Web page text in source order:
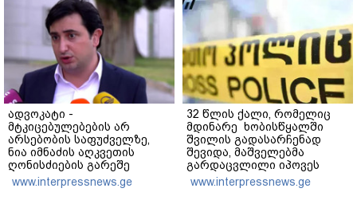
ადვოკატი -
მტკიცებულებების არ
არსებობის საფუძველზე,
ნია იმნაძის აღკვეთის
ღონისძიების გარეშე
დატოვებას მოვითხოვთ
www.interpressnews.ge
32 წლის ქალი, რომელიც
მდინარე ხობისწყალში
შვილის გადასარჩენად
შევიდა, მაშველებმა
გარდაცვლილი იპოვეს
www.interpressnews.ge